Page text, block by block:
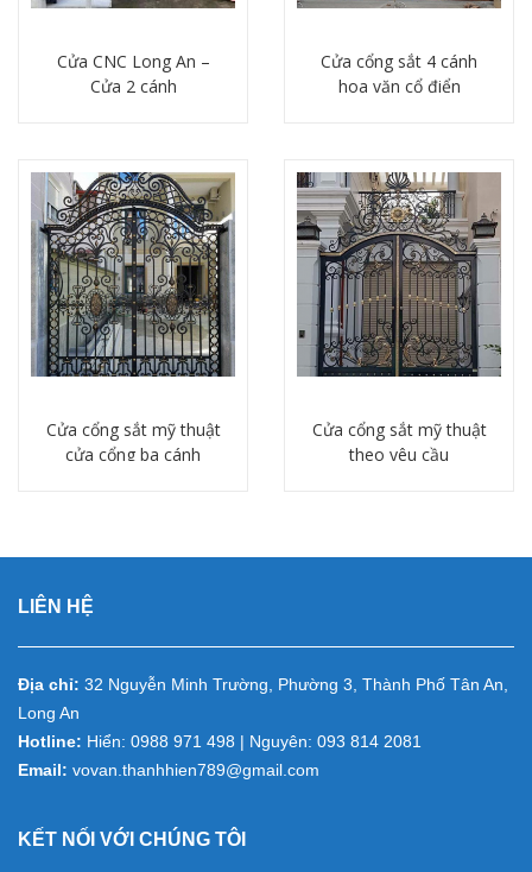
Cửa CNC Long An –
Cửa 2 cánh
Cửa cổng sắt 4 cánh
hoa văn cổ điển
Cửa cổng sắt mỹ thuật
cửa cổng ba cánh
Cửa cổng sắt mỹ thuật
theo yêu cầu
LIÊN HỆ
Địa chỉ: 32 Nguyễn Minh Trường, Phường 3, Thành Phố Tân An,
Long An
Hotline: Hiển: 0988 971 498 | Nguyên: 093 814 2081
Email: vovan.thanhhien789@gmail.com
KẾT NỐI VỚI CHÚNG TÔI